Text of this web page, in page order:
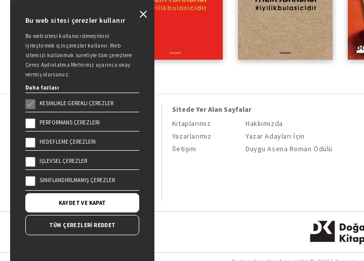
Doğan Kitap, bir Doğan Holding
kuruluşudur.
19 Mayıs Cad. Golden Plaza No:1 Kat:10
34360 / Şişli / İstanbul
Sitede Yer Alan Sayfalar
Kitaplarımız
Hakkımızda
Yazarlarımız
Yazar Adayları İçin
İletişim
Duygu Asena Roman Ödülü
Bu web sitesi çerezler kullanır
Bu web sitesi kullanıcı deneyimini
iyileştirmek için çerezler kullanır. Web
sitemizi kullanmak suretiyle tüm çerezlere
Çerez Aydınlatma Metnimiz uyarınca onay
vermiş olursunuz.
Daha fazlası
KESINLIKLE GEREKLI ÇEREZLER
PERFORMANS ÇEREZLERI
HEDEFLEME ÇEREZLERI
İŞLEVSEL ÇEREZLER
SINIFLANDIRILMAMIŞ ÇEREZLER
KAYDET VE KAPAT
TÜM ÇEREZLERİ REDDET